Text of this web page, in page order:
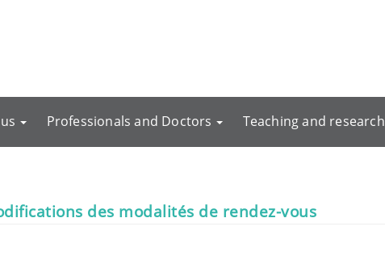
Professionals and Doctors Teaching and research
des modalités de rendez-vous